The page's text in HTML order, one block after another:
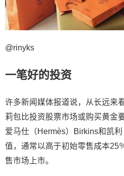
@rinyks
一笔好的投资
许多新闻媒体报道说，从长远来
莉包比投资股票市场或购买黄金
爱马仕（Hermès）Birkins和凯
值，通常以高于初始零售成本25
售市场上市。